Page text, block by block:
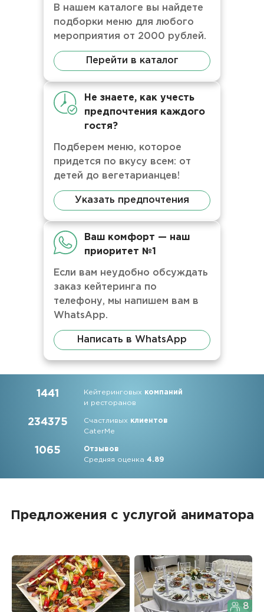
В нашем каталоге вы найдете
подборки меню для любого
мероприятия от 2000 рублей.
Перейти в каталог
Не знаете, как учесть
предпочтения каждого
гостя?
Подберем меню, которое
придется по вкусу всем: от
детей до вегетарианцев!
Указать предпочтения
Ваш комфорт — наш
приоритет №1
Если вам неудобно обсуждать
заказ кейтеринга по
телефону, мы напишем вам в
WhatsApp.
Написать в WhatsApp
1441 Кейтеринговых компаний
и ресторанов
234375 Счастливых клиентов
CaterMe
1065
Отзывов
Средняя оценка4.89
Предложения с услугой аниматора
8